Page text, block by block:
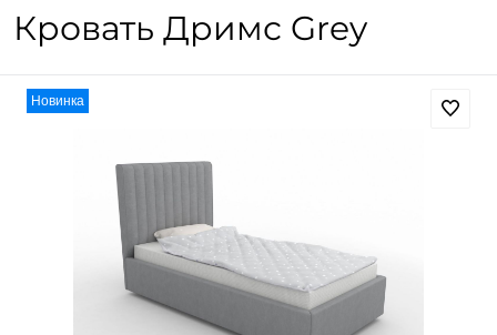
Кровать Дримс Grey
Новинка